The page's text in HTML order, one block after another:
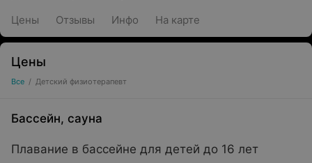
Цены Отзывы Инфо На карте
Цены
Все / Детский физиотерапевт
Бассейн, сауна
Плавание в бассейне для детей до 16 лет